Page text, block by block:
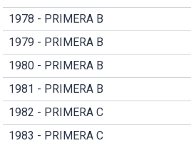
1978 - PRIMERA B
1979 - PRIMERA B
1980 - PRIMERA B
1981 - PRIMERA B
1982 - PRIMERA C
1983 - PRIMERA C